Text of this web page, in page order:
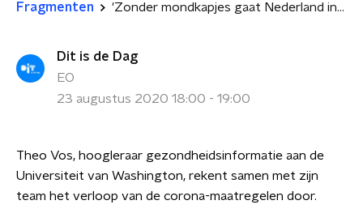
Fragmenten 'Zonder mondkapjes gaat Nederland in november weer op slot'
Dit is de Dag
EO
23 augustus 2020 18:00 - 19:00
Theo Vos, hoogleraar gezondheidsinformatie aan de
Universiteit van Washington, rekent samen met zijn
team het verloop van de corona-maatregelen door.